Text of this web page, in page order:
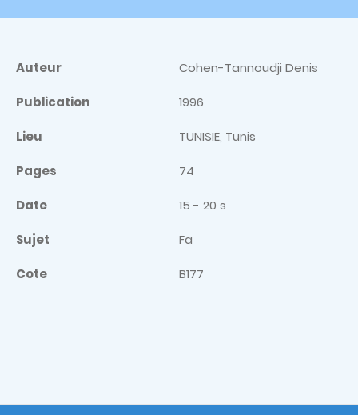
Auteur Cohen-Tannoudji Denis
Publication 1996
Lieu TUNISIE, Tunis
Pages 74
Date 15 - 20 s
Sujet Fa
Cote B177